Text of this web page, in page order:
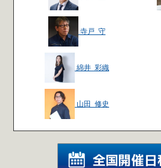
寺戸 守
綿井 彩織
山田 修史